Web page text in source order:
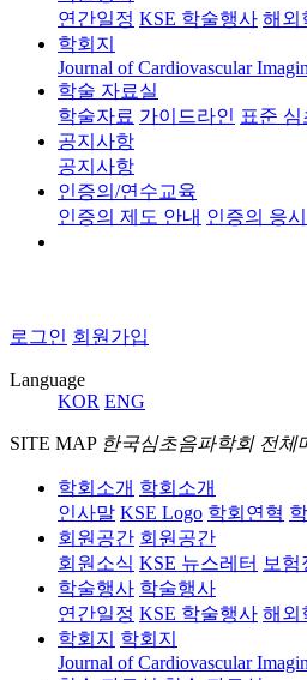
연간일정 KSE 학술행사 해외
학회지
Journal of Cardiovascular
학술 자료실
학술자료 가이드라인 표준
공지사항
공지사항
인증의/연수교육
인증의 제도 안내 인증의 응
로그인 회원가입
Language
KOR ENG
SITE MAP 한국심초음파학회 전체
학회소개 학회소개
인사말 KSE Logo 학회연혁
회원공간 회원공간
회원소식 KSE 뉴스레터 보험
학술행사 학술행사
연간일정 KSE 학술행사 해외
학회지
학회지
Journal of Cardiovascular